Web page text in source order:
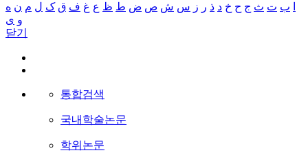
ب ت ث ج ح خ د ذ ر ز س ش ص ض ط ظ ع غ ف ق ک ل م ن ه
و ی
닫기
통합검색
국내학술논문
학위논문